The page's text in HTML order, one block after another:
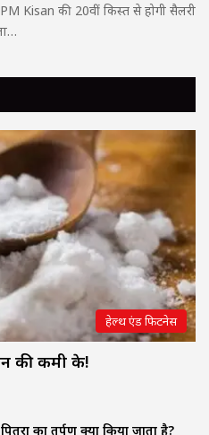
Kisan की 20वीं किस्त से होगी सैलरी
हेल्थ एंड फिटनेस
की कमी के!
का तर्पण क्यों किया जाता है?